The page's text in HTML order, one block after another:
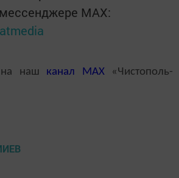
MАХ:
на наш канал MAX«Чистополь-